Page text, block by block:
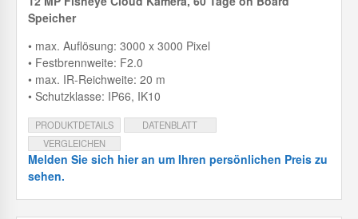
Speicher
• max. Auflösung: 3000 x 3000 Pixel
• Festbrennweite: F2.0
• max. IR-Reichweite: 20 m
• Schutzklasse: IP66, IK10
PRODUKTDETAILS
DATENBLATT
VERGLEICHEN
Melden Sie sich hier an um Ihren persönlichen Preis zu
sehen.